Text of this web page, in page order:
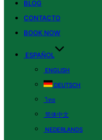
BLOG
CONTACTO
BOOK NOW
ESPAÑOL
ENGLISH
DEUTSCH
ไทย
简体中文
NEDERLANDS